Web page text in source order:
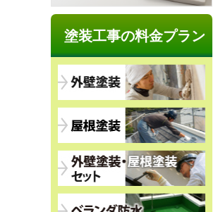
塗装工事の料金プラン